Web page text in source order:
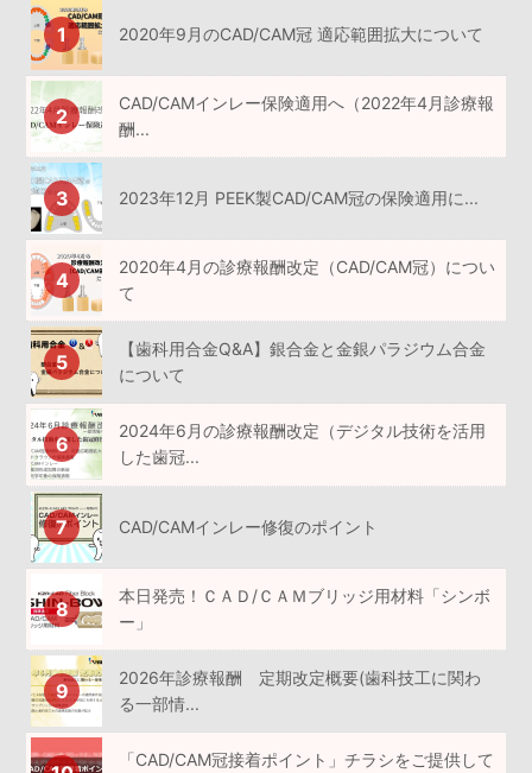
2020年9月のCAD/CAM冠 適応範囲拡大について
CAD/CAMインレー保険適用へ（2022年4月診療報
酬...
2023年12月 PEEK製CAD/CAM冠の保険適用に...
2020年4月の診療報酬改定（CAD/CAM冠）につい
て
【歯科用合金Q&A】銀合金と金銀パラジウム合金
について
2024年6月の診療報酬改定（デジタル技術を活用
した歯冠...
CAD/CAMインレー修復のポイント
本日発売！ＣＡＤ/ＣＡＭブリッジ用材料「シンボ
ー」
2026年診療報酬 定期改定概要(歯科技工に関わ
る一部情...
「CAD/CAM冠接着ポイント」チラシをご提供して